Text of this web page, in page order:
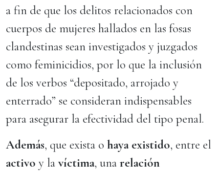
a fin de que los delitos relacionados con
cuerpos de mujeres hallados en las fosas
clandestinas sean investigados y juzgados
como feminicidios, por lo que la inclusión
de los verbos “depositado, arrojado y
enterrado” se consideran indispensables
para asegurar la efectividad del tipo penal.
Además, que exista o haya existido, entre el
activo y lavíctima, una relación